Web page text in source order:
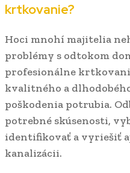
krtkovanie?
Hoci mnohí majitelia
problémy s odtokom
profesionálne
kvalitného a
poškodenia potrubia.
potrebné skúsenosti,
identifikovať a vyriešiť
kanalizácii.